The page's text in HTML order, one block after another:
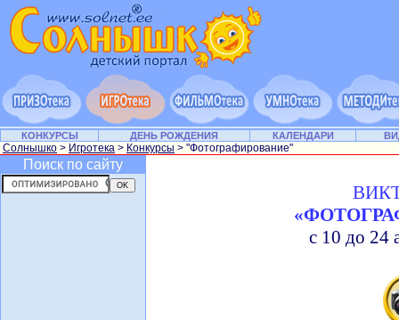
КОНКУРСЫ ДЕНЬ РОЖДЕНИЯ КАЛЕНДАРИ
Солнышко > Игротека > Конкурсы > "Фотографирование"
Поиск по сайту
с 10 до 24